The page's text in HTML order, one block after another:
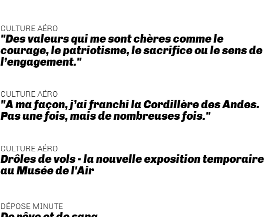
CULTURE AÉRO
"Des valeurs qui me sont chères comme le
courage, le patriotisme, le sacrifice ou le sens de
l’engagement."
CULTURE AÉRO
"A ma façon, j’ai franchi la Cordillère des Andes.
Pas une fois, mais de nombreuses fois."
CULTURE AÉRO
Drôles de vols - la nouvelle exposition temporaire
au Musée de l'Air
DÉPOSE MINUTE